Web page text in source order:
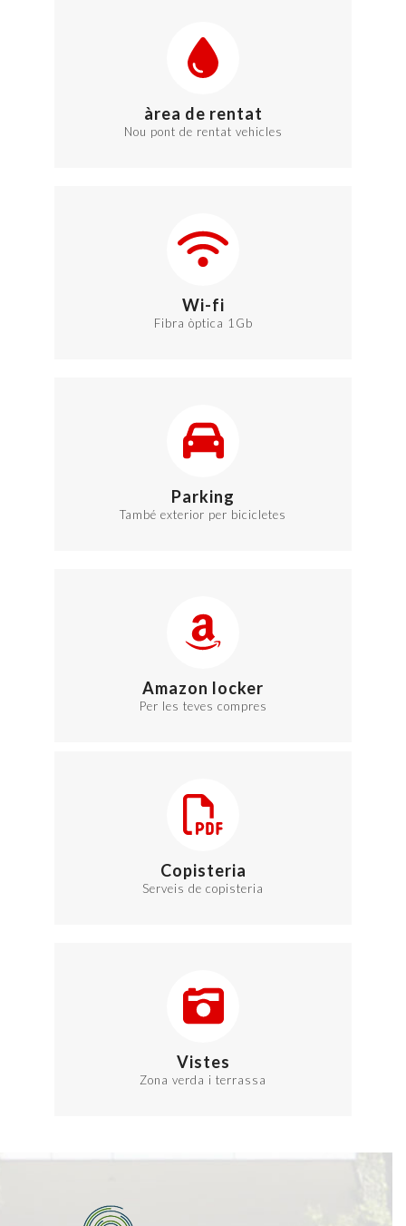
àrea de rentat
Nou pont de rentat vehicles
Wi-fi
Fibra òptica 1Gb
Parking
També exterior per bicicletes
Amazon locker
Per les teves compres
Copisteria
Serveis de copisteria
Vistes
Zona verda i terrassa